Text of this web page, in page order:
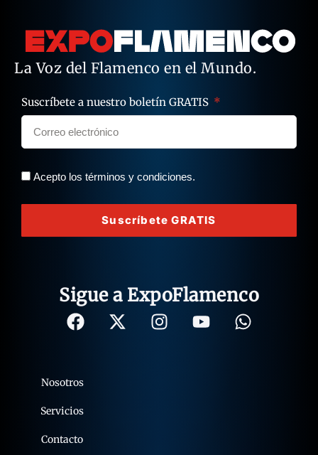
La Voz del Flamenco en el Mundo.
Suscríbete a nuestro boletín GRATIS
Acepto los términos y condiciones.
Suscríbete GRATIS
Sigue a ExpoFlamenco
Nosotros
Servicios
Contacto